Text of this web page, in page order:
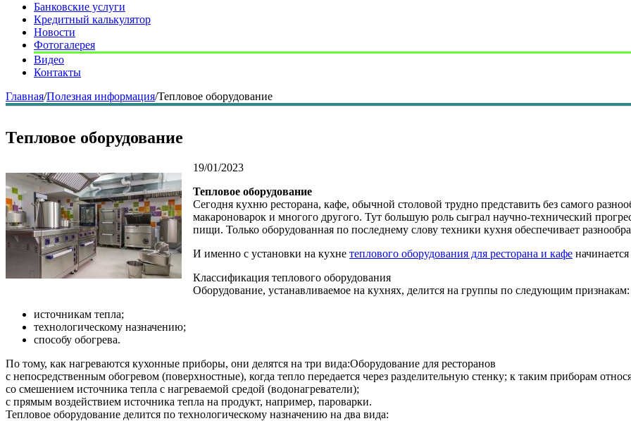
Банковские услуги
Кредитный калькулятор
Новости
Фотогалерея
Видео
Контакты
Главная/Полезная информация/Тепловое оборудование
Тепловое оборудование
19/01/2023
Тепловое оборудование
Сегодня кухню ресторана, кафе, обычной столовой трудно представить без самого
макароноварок и многого другого. Тут большую роль сыграл научно-технический
пищи. Только оборудованная по последнему слову техники кухня обеспечивает
И именно с установки на кухне теплового оборудования для ресторана и кафе
Классификация теплового оборудования
Оборудование, устанавливаемое на кухнях, делится на группы по следующим признакам:
источникам тепла;
технологическому назначению;
способу обогрева.
По тому, как нагреваются кухонные приборы, они делятся на три вида:Оборудование для ресторанов
с непосредственным обогревом (поверхностные), когда тепло передается через разделительную стенку; к таким приборам
со смешением источника тепла с нагреваемой средой (водонагреватели);
с прямым воздействием источника тепла на продукт, например, пароварки.
Тепловое оборудование делится по технологическому назначению на два вида: